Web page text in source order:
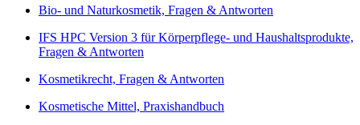
Bio- und Naturkosmetik, Fragen & Antworten
IFS HPC Version 3 für Körperpflege- und Haushaltsprodukte,
Fragen & Antworten
Kosmetikrecht, Fragen & Antworten
Kosmetische Mittel, Praxishandbuch